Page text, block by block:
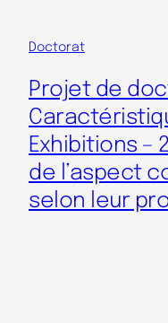
Doctorat
Projet de
Exhibitions –
de l’aspect
selon leur